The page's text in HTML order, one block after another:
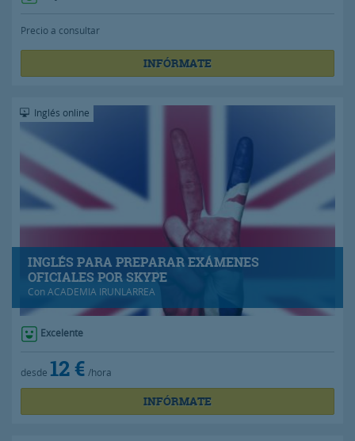
Precio a consultar
INFÓRMATE
INGLÉS PARA PREPARAR EXÁMENES
OFICIALES POR SKYPE
ConACADEMIA IRUNLARREA
Inglés online
Excelente
desde 12 € /hora
INFÓRMATE